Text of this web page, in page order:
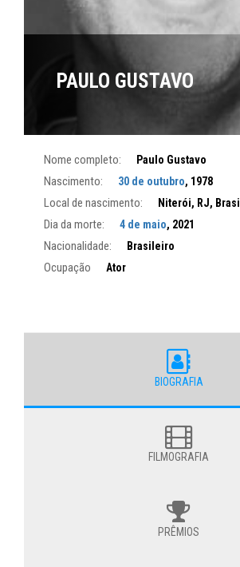
PAULO GUSTAVO
Nome completo: Paulo Gustavo
Nascimento: 30 de outubro, 1978
Local de nascimento: Niterói, RJ, Brasil
Dia da morte: 4 de maio, 2021
Nacionalidade: Brasileiro
Ocupação Ator
BIOGRAFIA
FILMOGRAFIA
PRÊMIOS